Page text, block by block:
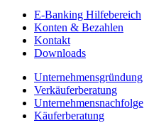
E-Banking Hilfebereich
Konten & Bezahlen
Kontakt
Downloads
Unternehmensgründung
Verkäuferberatung
Unternehmensnachfolge
Käuferberatung